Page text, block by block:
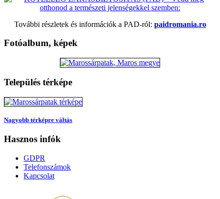
További részletek és információk a PAD-ról: paidromania.ro
Fotóalbum, képek
Település térképe
Nagyobb térképre váltás
Hasznos infók
GDPR
Telefonszámok
Kapcsolat